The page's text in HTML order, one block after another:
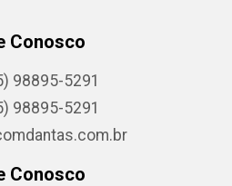
Conosco
98895-5291
98895-5291
Conosco